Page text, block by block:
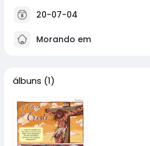
20-07-04
Morando em
álbuns (1)